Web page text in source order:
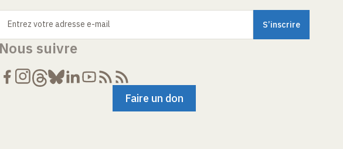
Entrez votre adresse e-mail
suivre
Faire un don